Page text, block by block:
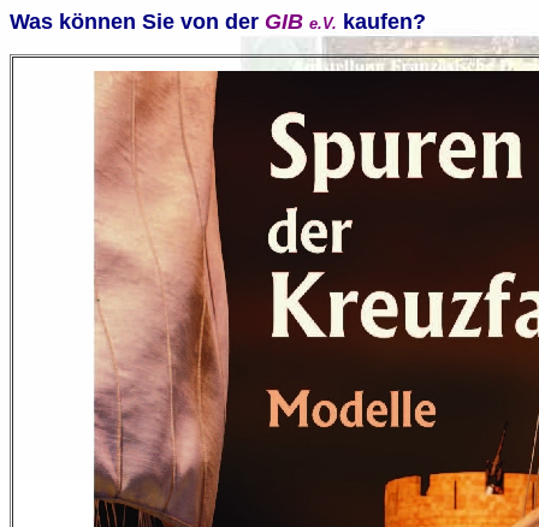
Was können Sie von der GIB e.V. kaufen?